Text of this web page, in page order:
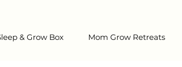
& Grow Box Mom Grow Retreats